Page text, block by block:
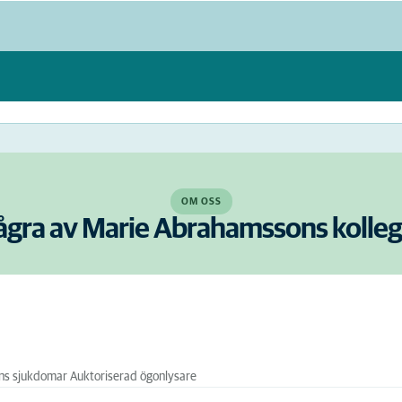
OM OSS
av Marie Abrahamssons
sjukdomar Auktoriserad ögonlysare